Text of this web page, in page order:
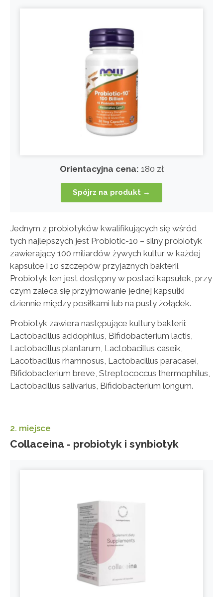
Orientacyjna cena: 180 zł
Spójrz na produkt →
Jednym z probiotyków kwalifikujących się wśród
tych najlepszych jest Probiotic-10 – silny probiotyk
zawierający 100 miliardów żywych kultur w każdej
kapsułce i 10 szczepów przyjaznych bakterii.
Probiotyk ten jest dostępny w postaci kapsułek, przy
czym zaleca się przyjmowanie jednej kapsułki
dziennie między posiłkami lub na pusty żołądek.
Probiotyk zawiera następujące kultury bakterii:
Lactobacillus acidophilus, Bifidobacterium lactis,
Lactobacillus plantarum, Lactobacillus caseik,
Lacotbacillus rhamnosus, Lactobacillus paracasei,
Bifidobacterium breve, Streptococcus thermophilus,
Lactobacillus salivarius, Bifidobacterium longum.
2. miejsce
Collaceina - probiotyk i synbiotyk